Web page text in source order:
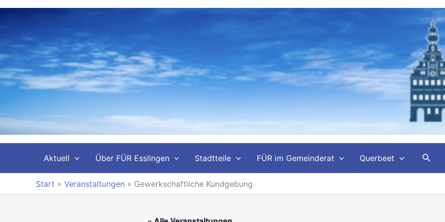
Zum
Aktuell Über FÜR Esslingen Stadtteile FÜR im Gemeinderat Querbeet
Start » Veranstaltungen » Gewerkschaftliche Kundgebung